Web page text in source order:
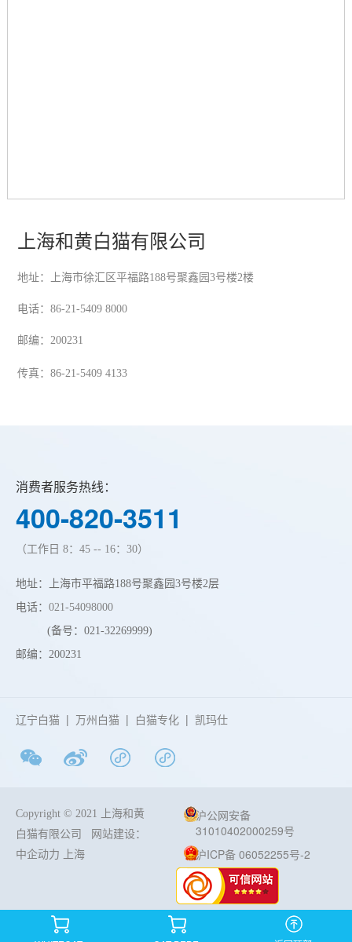
上海和黄白猫有限公司
地址：上海市徐汇区平福路188号聚鑫园3号楼2楼
电话：86-21-5409 8000
邮编：200231
传真：86-21-5409 4133
消费者服务热线：
400-820-3511
（工作日 8：45 -- 16：30）
地址：上海市平福路188号聚鑫园3号楼2层
电话： 021-54098000
(备号：021-32269999)
邮编：200231
辽宁白猫 | 万州白猫 | 白猫专化 | 凯玛仕
Copyright © 2021 上海和黄
白猫有限公司
网站建设：
中企动力
上海
沪公网安备
31010402000259号
沪ICP备 06052255号-2